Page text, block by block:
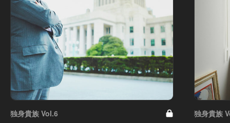
独身貴族 Vol.6 独身貴族